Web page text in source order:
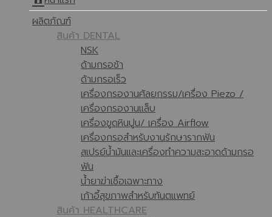
ผลิตภัณฑ์
สินค้า DENTAL
NSK
ด้ามกรอช้า
ด้ามกรอเร็ว
เครื่องกรองานศัลยกรรม/เครื่อง Piezo /
เครื่องกรองานแล็บ
เครื่องขูดหินปูน/ เครื่อง Airflow
เครื่องกรอสำหรับงานรักษารากฟัน
สเปรย์น้ำมันและเครื่องทำความสะอาดด้ามกรอ
ฟัน
น้ำยาฆ่าเชื้อเฉพาะทาง
เก้าอี้สุขภาพสำหรับทันตแพทย์
สินค้า HEALTHCARE